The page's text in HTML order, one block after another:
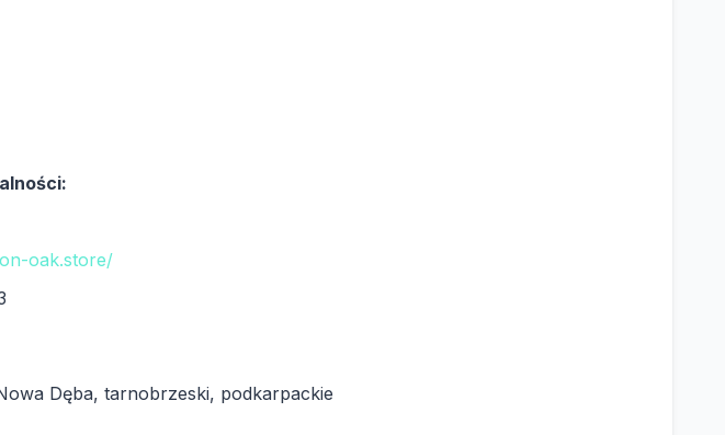
oak.store/
Dęba, tarnobrzeski, podkarpackie